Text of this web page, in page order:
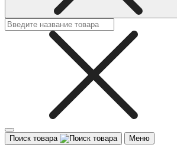
Поиск товара Меню